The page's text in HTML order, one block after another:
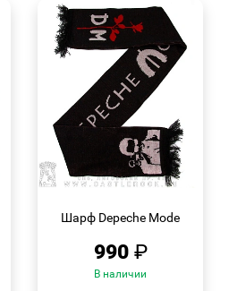
Шарф Depeche Mode
990 ₽
В наличии